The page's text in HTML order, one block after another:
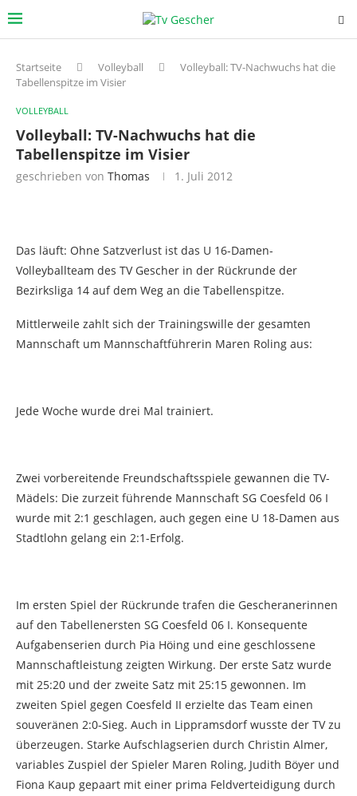
Startseite Volleyball
Volleyball: TV-Nachwuchs hat die
Tabellenspitze im Visier
VOLLEYBALL
Volleyball: TV-Nachwuchs hat die
Tabellenspitze im Visier
geschrieben von Thomas 1. Juli 2012
Das läuft: Ohne Satzverlust ist das U 16-Damen-
Volleyballteam des TV Gescher in der Rückrunde der
Bezirksliga 14 auf dem Weg an die Tabellenspitze.
Mittlerweile zahlt sich der Trainingswille der gesamten
Mannschaft um Mannschaftführerin Maren Roling aus:
Jede Woche wurde drei Mal trainiert.
Zwei vorbereitende Freundschaftsspiele gewannen die TV-
Mädels: Die zurzeit führende Mannschaft SG Coesfeld 06 I
wurde mit 2:1 geschlagen, auch gegen eine U 18-Damen aus
Stadtlohn gelang ein 2:1-Erfolg.
Im ersten Spiel der Rückrunde trafen die Gescheranerinnen
auf den Tabellenersten SG Coesfeld 06 I. Konsequente
Aufgabenserien durch Pia Höing und eine geschlossene
Mannschaftleistung zeigten Wirkung. Der erste Satz wurde
mit 25:20 und der zweite Satz mit 25:15 gewonnen. Im
zweiten Spiel gegen Coesfeld II erzielte das Team einen
souveränen 2:0-Sieg. Auch in Lippramsdorf wusste der TV zu
überzeugen. Starke Aufschlagserien durch Christin Almer,
variables Zuspiel der Spieler Maren Roling, Judith Böyer und
Fiona Kaup gepaart mit einer prima Feldverteidigung durch